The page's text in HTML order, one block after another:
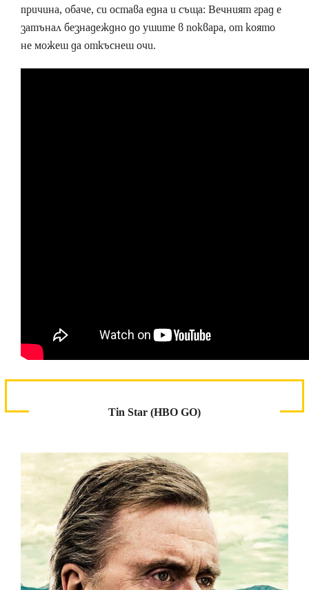
причина, обаче, си остава една и съща: Вечният град е
затънал безнадеждно до ушите в поквара, от която
не можеш да откъснеш очи.
Tin Star (HBO GO)